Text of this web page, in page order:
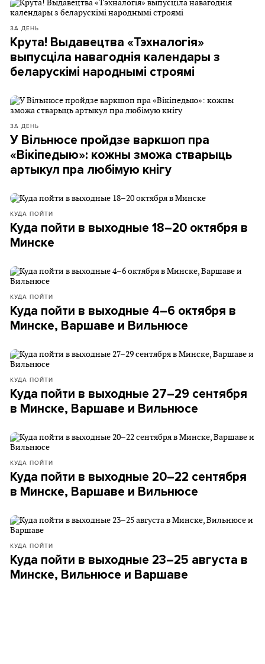
ЗА ДЕНЬ
Крута! Выдавецтва «Тэхналогія»
выпусціла навагоднія календары з
беларускімі народнымі строямі
ЗА ДЕНЬ
У Вільнюсе пройдзе варкшоп пра
«Вікіпедыю»: кожны зможа стварыць
артыкул пра любімую кнігу
КУДА ПОЙТИ
Куда пойти в выходные 18–20 октября в
Минске
КУДА ПОЙТИ
Куда пойти в выходные 4–6 октября в
Минске, Варшаве и Вильнюсе
КУДА ПОЙТИ
Куда пойти в выходные 27–29 сентября
в Минске, Варшаве и Вильнюсе
КУДА ПОЙТИ
Куда пойти в выходные 20–22 сентября
в Минске, Варшаве и Вильнюсе
КУДА ПОЙТИ
Куда пойти в выходные 23–25 августа в
Минске, Вильнюсе и Варшаве